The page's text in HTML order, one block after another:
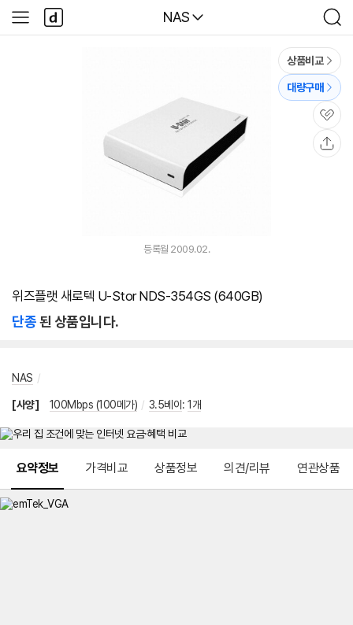
다나와
NAS
검
색
사
이
다
나
와
상품비교
대량구매
관
심
등록월 2009.02.
위즈플랫 새로텍 U-Stor NDS-354GS (640GB)
단종된 상품입니다.
NAS /
[사양] 100Mbps (100메가) / 3.5베이 : 1개
요약정보 가격비교 상품정보 의견/리뷰 연관상품